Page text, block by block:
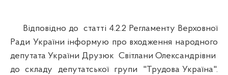
Відповідно до статті 4.2.2 Регламенту Верховної
Ради України інформую про входження народного
депутата України Друзюк Світлани Олександрівни
до складу депутатської групи "Трудова Україна".